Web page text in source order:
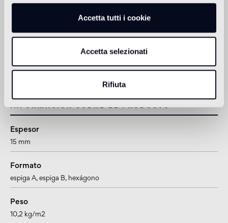
Accetta tutti i cookie
Accetta selezionati
Rifiuta
non adatto
adatto anche per pavimenti radianti
Espesor
15 mm
Formato
espiga A, espiga B, hexágono
Peso
10,2 kg/m2